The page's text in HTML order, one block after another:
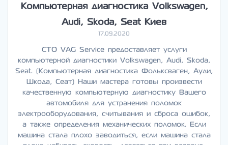
Компьютерная диагностика Volkswagen,
Audi, Skoda, Seat Киев
17.09.2020
СТО VAG Service предоставляет услуги
компьютерной диагностики Volkswagen, Audi, Skoda,
Seat. (Компьютерная диагностика Фольксваген, Ауди,
Шкода, Сеат) Наши мастера готовы произвести
качественную компьютерную диагностику Вашего
автомобиля для устранения поломок
электрооборудования, считывания и сброса ошибок,
а также определения механических поломок. Если
машина стала плохо заводиться, если машина стала